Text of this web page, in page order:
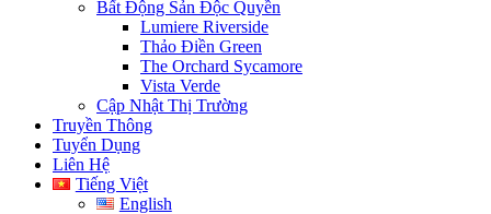
Bất Động Sản Độc Quyền
Lumiere Riverside
Thảo Điền Green
The Orchard Sycamore
Vista Verde
Cập Nhật Thị Trường
Truyền Thông
Tuyển Dụng
Liên Hệ
Tiếng Việt
English